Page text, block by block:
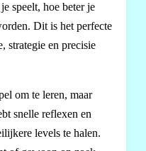
speelt, hoe beter je
Dit is het perfecte
strategie en precisie
om te leren, maar
snelle reflexen en
levels te halen.